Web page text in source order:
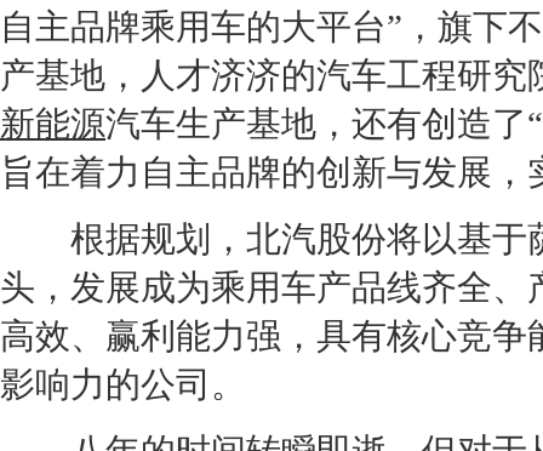
自主品牌乘用车的大平台”，旗下
产基地，人才济济的汽车工程研
新能源汽车生产基地，还有创造了“
旨在着力自主品牌的创新与发展
根据规划，北汽股份将以基于
头，发展成为乘用车产品线齐全
高效、赢利能力强，具有核心竞
影响力的公司。